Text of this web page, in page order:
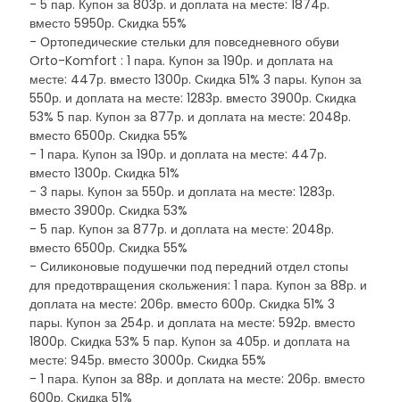
- 5 пар. Купон за 803р. и доплата на месте: 1874р.
вместо 5950р. Скидка 55%
- Ортопедические стельки для повседневного обуви
Orto-Komfort : 1 пара. Купон за 190р. и доплата на
месте: 447р. вместо 1300р. Скидка 51% 3 пары. Купон за
550р. и доплата на месте: 1283р. вместо 3900р. Скидка
53% 5 пар. Купон за 877р. и доплата на месте: 2048р.
вместо 6500р. Скидка 55%
- 1 пара. Купон за 190р. и доплата на месте: 447р.
вместо 1300р. Скидка 51%
- 3 пары. Купон за 550р. и доплата на месте: 1283р.
вместо 3900р. Скидка 53%
- 5 пар. Купон за 877р. и доплата на месте: 2048р.
вместо 6500р. Скидка 55%
- Силиконовые подушечки под передний отдел стопы
для предотвращения скольжения: 1 пара. Купон за 88р. и
доплата на месте: 206р. вместо 600р. Скидка 51% 3
пары. Купон за 254р. и доплата на месте: 592р. вместо
1800р. Скидка 53% 5 пар. Купон за 405р. и доплата на
месте: 945р. вместо 3000р. Скидка 55%
- 1 пара. Купон за 88р. и доплата на месте: 206р. вместо
600р. Скидка 51%